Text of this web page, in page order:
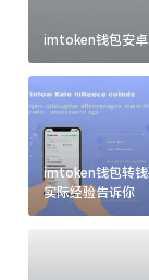
imtoken钱包安卓
imtoken钱包转钱
实际经验告诉你